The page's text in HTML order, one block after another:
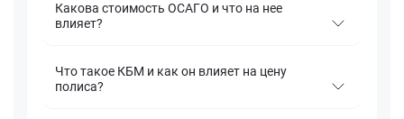
Какова стоимость ОСАГО и что на нее
влияет?
Что такое КБМ и как он влияет на цену
полиса?